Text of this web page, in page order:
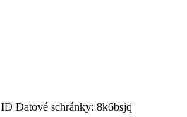
ID Datové schránky: 8k6bsjq